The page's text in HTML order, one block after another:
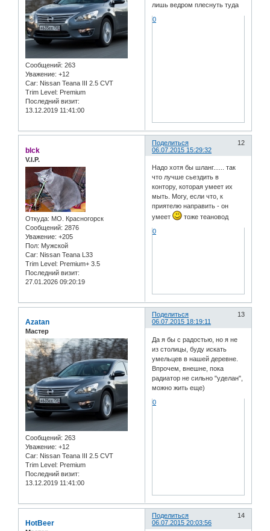
Сообщений: 263
Уважение: +12
Car: Nissan Teana III 2.5 CVT
Trim Level: Premium
Последний визит:
13.12.2019 11:41:00
лишь ведром плеснуть туда
0
Поделиться
12
06.07.2015 15:29:32
blck
V.I.P.
Откуда: МО. Красногорск
Сообщений: 2876
Уважение: +205
Пол: Мужской
Car: Nissan Teana L33
Trim Level: Premium+ 3.5
Последний визит:
27.01.2026 09:20:19
Надо хотя бы шланг...... так
что лучше сьездить в
контору, которая умеет их
мыть. Могу, если что, к
приятелю направить - он
умеет
тоже теановод
0
Поделиться
13
06.07.2015 18:19:11
Azatan
Мастер
Сообщений: 263
Уважение: +12
Car: Nissan Teana III 2.5 CVT
Trim Level: Premium
Последний визит:
13.12.2019 11:41:00
Да я бы с радостью, но я не
из столицы, буду искать
умельцев в нашей деревне.
Впрочем, внешне, пока
радиатор не сильно "уделан",
можно жить еще)
0
Поделиться
14
06.07.2015 20:03:56
HotBeer